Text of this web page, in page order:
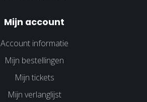
Mijn account
Account informatie
Mijn bestellingen
Mijn tickets
Mijn verlanglijst